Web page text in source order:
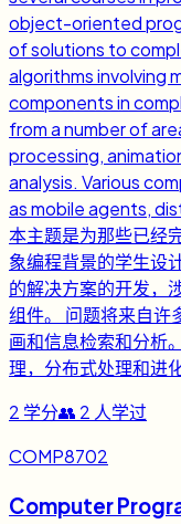
object-oriented
of solutions to
algorithms involving
components in
from a number of
processing,
analysis. Various
as mobile agents,
本主题是为那些已经
象编程背景的学生设
的解决方案的开发，
组件。 问题将来自许
画和信息检索和分析
理，分布式处理和进化
2 学分👥 2 人学过
COMP8702
Computer